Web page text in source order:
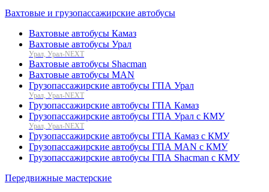
Вахтовые и грузопассажирские автобусы
Вахтовые автобусы Камаз
Вахтовые автобусы Урал
Урал, Урал-NEXT
Вахтовые автобусы Shacman
Вахтовые автобусы MAN
Грузопассажирские автобусы ГПА Урал
Урал, Урал-NEXT
Грузопассажирские автобусы ГПА Камаз
Грузопассажирские автобусы ГПА Урал с КМУ
Урал, Урал-NEXT
Грузопассажирские автобусы ГПА Камаз с КМУ
Грузопассажирские автобусы ГПА MAN с КМУ
Грузопассажирские автобусы ГПА Shacman с КМУ
Передвижные мастерские